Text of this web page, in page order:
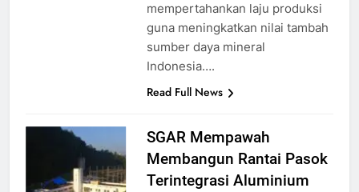
mempertahankan laju produksi
guna meningkatkan nilai tambah
sumber daya mineral
Indonesia….
Read Full News
SGAR Mempawah
Membangun Rantai Pasok
Terintegrasi Aluminium